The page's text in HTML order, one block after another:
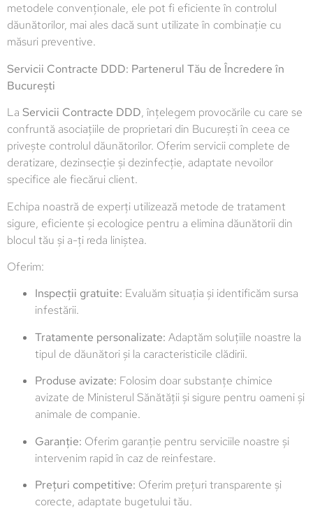
metodele convenționale, ele pot fi eficiente în controlul
dăunătorilor, mai ales dacă sunt utilizate în combinație cu
măsuri preventive.
Servicii Contracte DDD: Partenerul Tău de Încredere în
București
La Servicii Contracte DDD, înțelegem provocările cu care se
confruntă asociațiile de proprietari din București în ceea ce
privește controlul dăunătorilor. Oferim servicii complete de
deratizare, dezinsecție și dezinfecție, adaptate nevoilor
specifice ale fiecărui client.
Echipa noastră de experți utilizează metode de tratament
sigure, eficiente și ecologice pentru a elimina dăunătorii din
blocul tău și a-ți reda liniștea.
Oferim:
Inspecții gratuite: Evaluăm situația și identificăm sursa
infestării.
Tratamente personalizate: Adaptăm soluțiile noastre la
tipul de dăunători și la caracteristicile clădirii.
Produse avizate: Folosim doar substanțe chimice
avizate de Ministerul Sănătății și sigure pentru oameni și
animale de companie.
Garanție: Oferim garanție pentru serviciile noastre și
intervenim rapid în caz de reinfestare.
Prețuri competitive: Oferim prețuri transparente și
corecte, adaptate bugetului tău.